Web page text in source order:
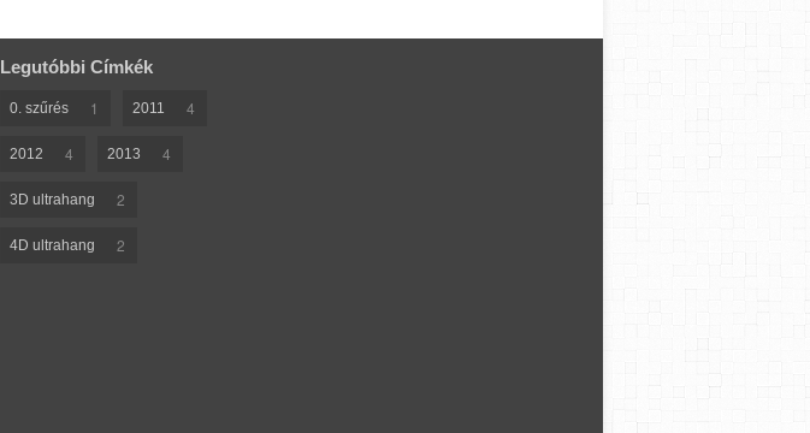
Legutóbbi Címkék
0. szűrés 1 2011 4
2012 4 2013 4
3D ultrahang 2
4D ultrahang 2